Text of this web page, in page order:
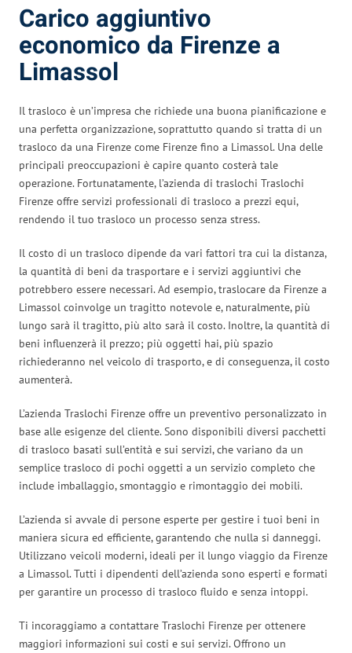
Carico aggiuntivo
economico da Firenze a
Limassol
Il trasloco è un’impresa che richiede una buona pianificazione e
una perfetta organizzazione, soprattutto quando si tratta di un
trasloco da una Firenze come Firenze fino a Limassol. Una delle
principali preoccupazioni è capire quanto costerà tale
operazione. Fortunatamente, l’azienda di traslochi Traslochi
Firenze offre servizi professionali di trasloco a prezzi equi,
rendendo il tuo trasloco un processo senza stress.
Il costo di un trasloco dipende da vari fattori tra cui la distanza,
la quantità di beni da trasportare e i servizi aggiuntivi che
potrebbero essere necessari. Ad esempio, traslocare da Firenze a
Limassol coinvolge un tragitto notevole e, naturalmente, più
lungo sarà il tragitto, più alto sarà il costo. Inoltre, la quantità di
beni influenzerà il prezzo; più oggetti hai, più spazio
richiederanno nel veicolo di trasporto, e di conseguenza, il costo
aumenterà.
L’azienda Traslochi Firenze offre un preventivo personalizzato in
base alle esigenze del cliente. Sono disponibili diversi pacchetti
di trasloco basati sull’entità e sui servizi, che variano da un
semplice trasloco di pochi oggetti a un servizio completo che
include imballaggio, smontaggio e rimontaggio dei mobili.
L’azienda si avvale di persone esperte per gestire i tuoi beni in
maniera sicura ed efficiente, garantendo che nulla si danneggi.
Utilizzano veicoli moderni, ideali per il lungo viaggio da Firenze
a Limassol. Tutti i dipendenti dell’azienda sono esperti e formati
per garantire un processo di trasloco fluido e senza intoppi.
Ti incoraggiamo a contattare Traslochi Firenze per ottenere
maggiori informazioni sui costi e sui servizi. Offrono un